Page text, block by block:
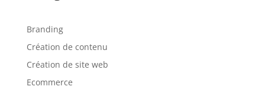
Branding
Création de contenu
Création de site web
Ecommerce